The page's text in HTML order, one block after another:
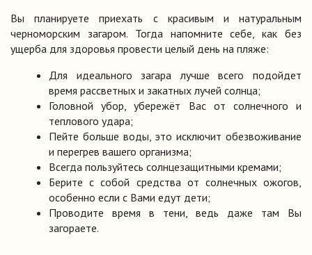
Вы планируете приехать с красивым и натуральным
черноморским загаром. Тогда напомните себе, как без
ущерба для здоровья провести целый день на пляже:
Для идеального загара лучше всего подойдет
время рассветных и закатных лучей солнца;
Головной убор, убережёт Вас от солнечного и
теплового удара;
Пейте больше воды, это исключит обезвоживание
и перегрев вашего организма;
Всегда пользуйтесь солнцезащитными кремами;
Берите с собой средства от солнечных ожогов,
особенно если с Вами едут дети;
Проводите время в тени, ведь даже там Вы
загораете.